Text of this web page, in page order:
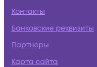
Контакты
Банковские реквизиты
Партнеры
Карта сайта